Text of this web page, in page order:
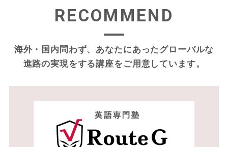
RECOMMEND
海外・国内問わず、あなたにあったグローバルな
進路の実現をする講座をご用意しています。